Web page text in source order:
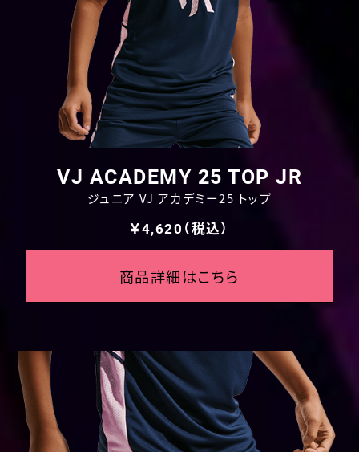
VJ ACADEMY 25 TOP JR
ジュニア VJ アカデミー25 トップ
￥4,620（税込）
商品詳細はこちら